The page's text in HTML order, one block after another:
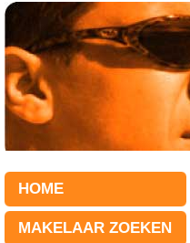
HOME
MAKELAAR ZOEKEN